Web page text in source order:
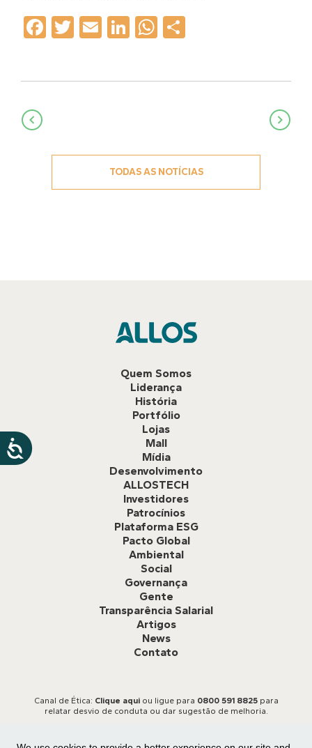
Facebook
Twitter
EmailLinkedIn
WhatsApp
Navegação
TODAS AS NOTÍCIAS
Quem Somos
Liderança
História
Portfólio
Lojas
Mall
Mídia
Desenvolvimento
ALLOSTECH
Investidores
Patrocínios
Plataforma ESG
Pacto Global
Ambiental
Social
Governança
Gente
Transparência Salarial
Artigos
News
Contato
Canal de Ética: Clique aquiou ligue para 0800 591 8825para
relatar desvio de conduta ou dar sugestão de melhoria.